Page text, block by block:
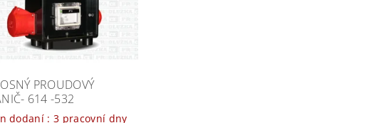
PROUDOVÝ
614 -532
Termin dodaní : 3 pracovní dny